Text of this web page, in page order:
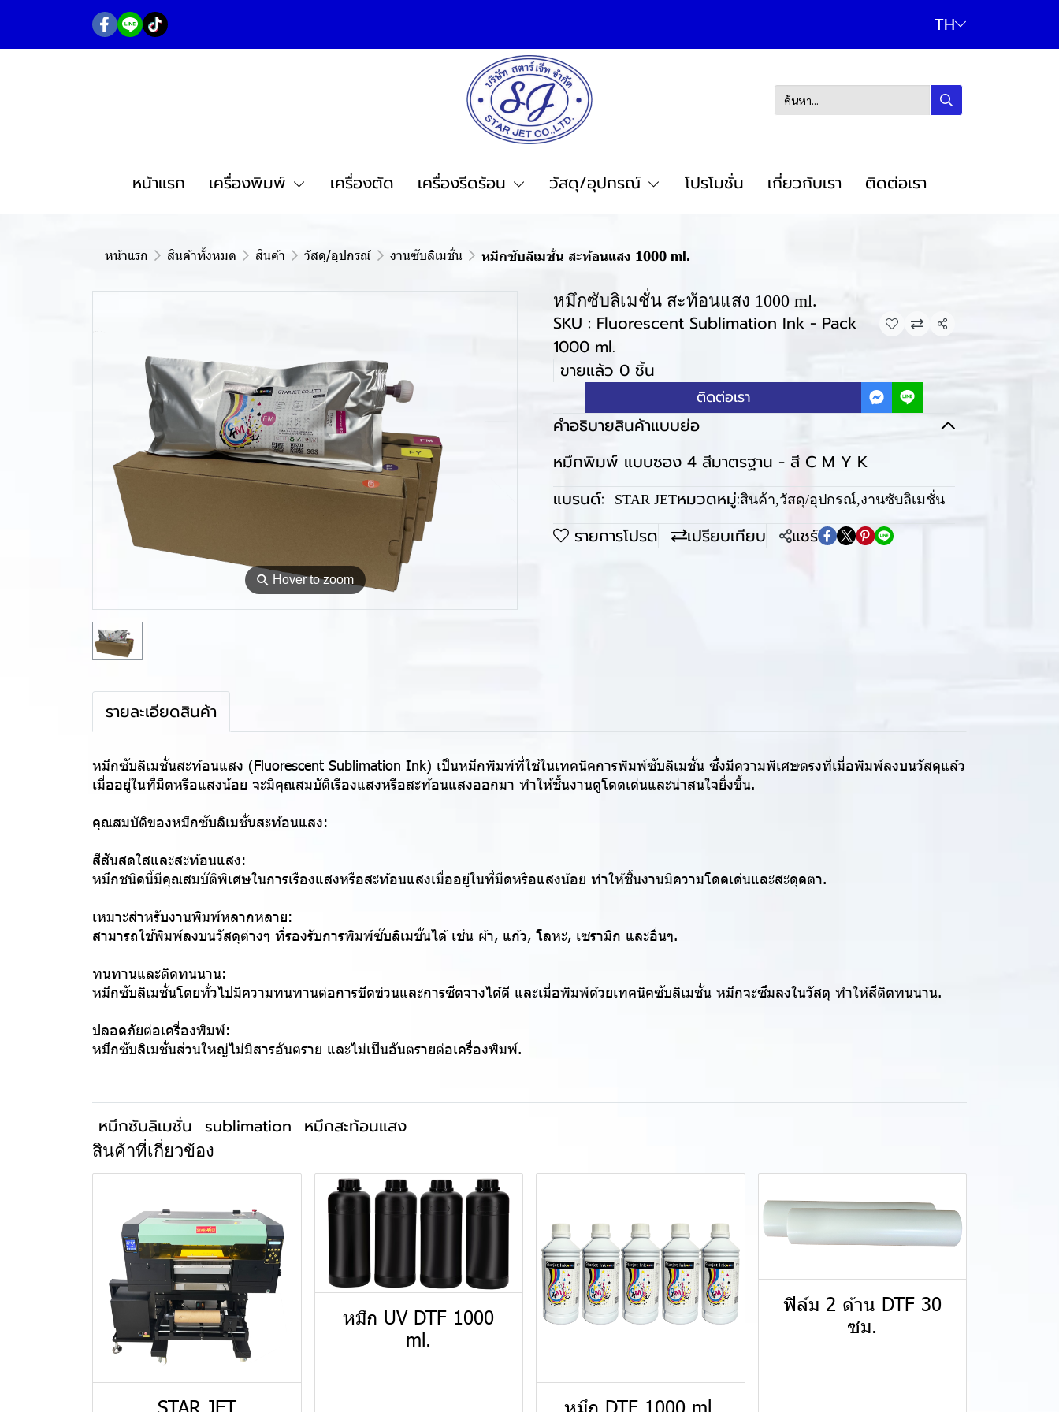
TH
หน้าแรก เครื่องพิมพ์ เครื่องตัด เครื่องรีดร้อน วัสดุ/อุปกรณ์ โปรโมชั่น เกี่ยวกับเรา ติดต่อเรา
หน้าแรก สินค้าทั้งหมด สินค้า วัสดุ/อุปกรณ์ งานซับลิเมชั่น หมึกซับลิเมชั่น สะท้อนแสง 1000 ml.
⚲ Hover to zoom
หมึกซับลิเมชั่น สะท้อนแสง 1000 ml.
SKU : Fluorescent Sublimation Ink - Pack
1000 ml.
ขายแล้ว 0 ชิ้น
แชร์
ติดต่อเรา
คำอธิบายสินค้าแบบย่อ
หมึกพิมพ์ แบบซอง 4 สีมาตรฐาน - สี C M Y K
แบรนด์:
STAR JETหมวดหมู่:สินค้า,วัสดุ/อุปกรณ์,งานซับลิเมชั่น
รายการโปรด เปรียบเทียบ แชร์
รายละเอียดสินค้า
หมึกซับลิเมชั่นสะท้อนแสง (Fluorescent Sublimation Ink) เป็นหมึกพิมพ์ที่ใช้ในเทคนิคการพิมพ์ซับลิเมชั่น ซึ่งมีความพิเศษตรงที่เมื่อพิมพ์ลงบนวัสดุแล้ว
เมื่ออยู่ในที่มืดหรือแสงน้อย จะมีคุณสมบัติเรืองแสงหรือสะท้อนแสงออกมา ทำให้ชิ้นงานดูโดดเด่นและน่าสนใจยิ่งขึ้น.
คุณสมบัติของหมึกซับลิเมชั่นสะท้อนแสง:
สีสันสดใสและสะท้อนแสง:
หมึกชนิดนี้มีคุณสมบัติพิเศษในการเรืองแสงหรือสะท้อนแสงเมื่ออยู่ในที่มืดหรือแสงน้อย ทำให้ชิ้นงานมีความโดดเด่นและสะดุดตา.
เหมาะสำหรับงานพิมพ์หลากหลาย:
สามารถใช้พิมพ์ลงบนวัสดุต่างๆ ที่รองรับการพิมพ์ซับลิเมชั่นได้ เช่น ผ้า, แก้ว, โลหะ, เซรามิก และอื่นๆ.
ทนทานและติดทนนาน:
หมึกซับลิเมชั่นโดยทั่วไปมีความทนทานต่อการขีดข่วนและการซีดจางได้ดี และเมื่อพิมพ์ด้วยเทคนิคซับลิเมชั่น หมึกจะซึมลงในวัสดุ ทำให้สีติดทนนาน.
ปลอดภัยต่อเครื่องพิมพ์:
หมึกซับลิเมชั่นส่วนใหญ่ไม่มีสารอันตราย และไม่เป็นอันตรายต่อเครื่องพิมพ์.
หมึกซับลิเมชั่น sublimation หมึกสะท้อนแสง
สินค้าที่เกี่ยวข้อง
STAR JET
หมึก UV DTF 1000
ml.
หมึก DTF 1000 ml.
ฟิล์ม 2 ด้าน DTF 30
ซม.